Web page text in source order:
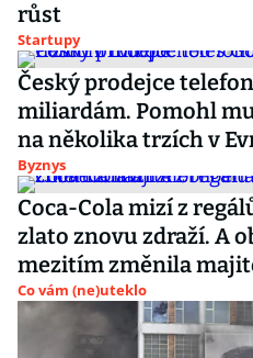
růst
Startupy
Český prodejce
miliardám. Pomohl
na několika trzích v
Byznys
Coca-Cola mizí z
zlato znovu zdraží. A
mezitím změnila
Co vám (ne)uteklo